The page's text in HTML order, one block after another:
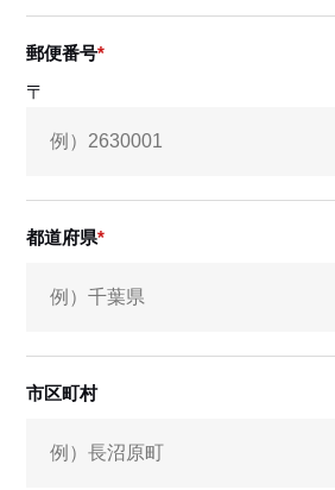
郵便番号
〒
都道府県
市区町村